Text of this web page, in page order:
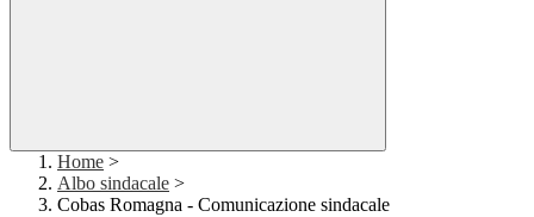
Home >
Albo sindacale >
Cobas Romagna - Comunicazione sindacale